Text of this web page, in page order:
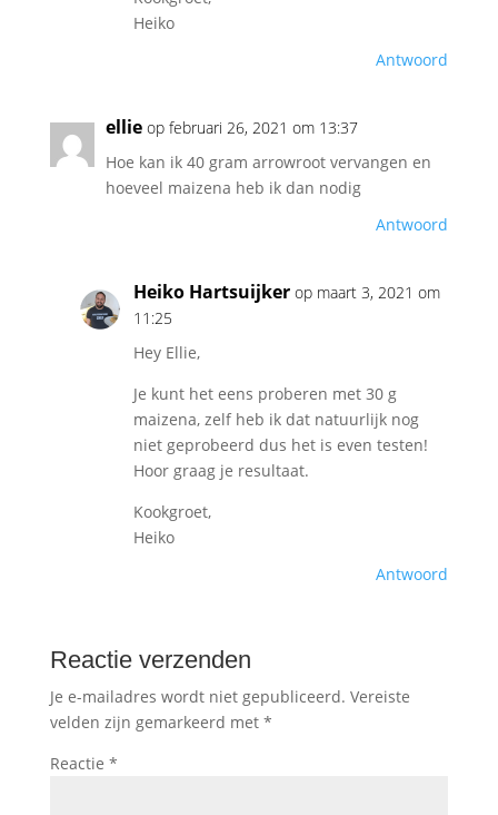
Heiko
Antwoord
ellie op februari 26, 2021 om 13:37
Hoe kan ik 40 gram arrowroot vervangen en
hoeveel maizena heb ik dan nodig
Antwoord
Heiko Hartsuijker op maart 3, 2021 om
11:25
Hey Ellie,
Je kunt het eens proberen met 30 g
maizena, zelf heb ik dat natuurlijk nog
niet geprobeerd dus het is even testen!
Hoor graag je resultaat.
Kookgroet,
Heiko
Antwoord
Reactie verzenden
Je e-mailadres wordt niet gepubliceerd. Vereiste
velden zijn gemarkeerd met *
Reactie *